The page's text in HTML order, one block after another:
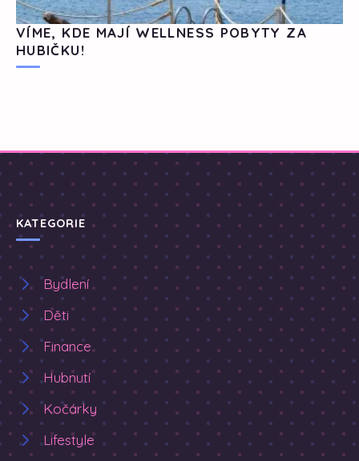
VÍME, KDE MAJÍ WELLNESS POBYTY ZA
HUBIČKU!
KATEGORIE
Bydlení
Děti
Finance
Hubnutí
Kočárky
Lifestyle